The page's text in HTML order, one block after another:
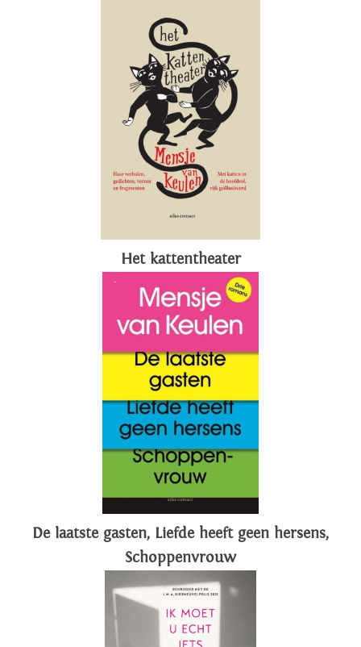
Het kattentheater
De laatste gasten, Liefde heeft geen hersens,
Schoppenvrouw